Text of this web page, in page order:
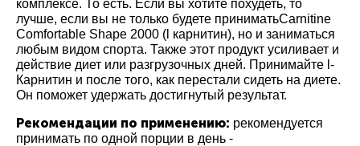
комплексе. То есть. Если вы хотите похудеть, то
лучше, если вы не только будете приниматьCarnitine
Comfortable Shape 2000 ( l карнитин), но и заниматься
любым видом спорта. Также этот продукт усиливает и
действие диет или разгрузочных дней. Принимайте l-
Карнитин и после того, как перестали сидеть на диете.
Он поможет удержать достигнутый результат.
Рекомендации по применению: рекомендуется
принимать по одной порции в день -